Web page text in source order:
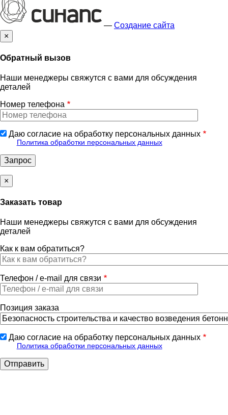
— Создание сайта
×
Обратный вызов
Наши менеджеры свяжутся с вами для обсуждения
деталей
Номер телефона
Даю согласие на обработку персональных данных
Политика обработки персональных данных
×
Заказать товар
Наши менеджеры свяжутся с вами для обсуждения
деталей
Как к вам обратиться?
Телефон / e-mail для связи
Позиция заказа
Даю согласие на обработку персональных данных
Политика обработки персональных данных